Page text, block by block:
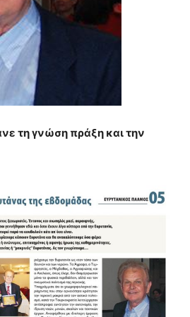
τη γνώση πράξη και την